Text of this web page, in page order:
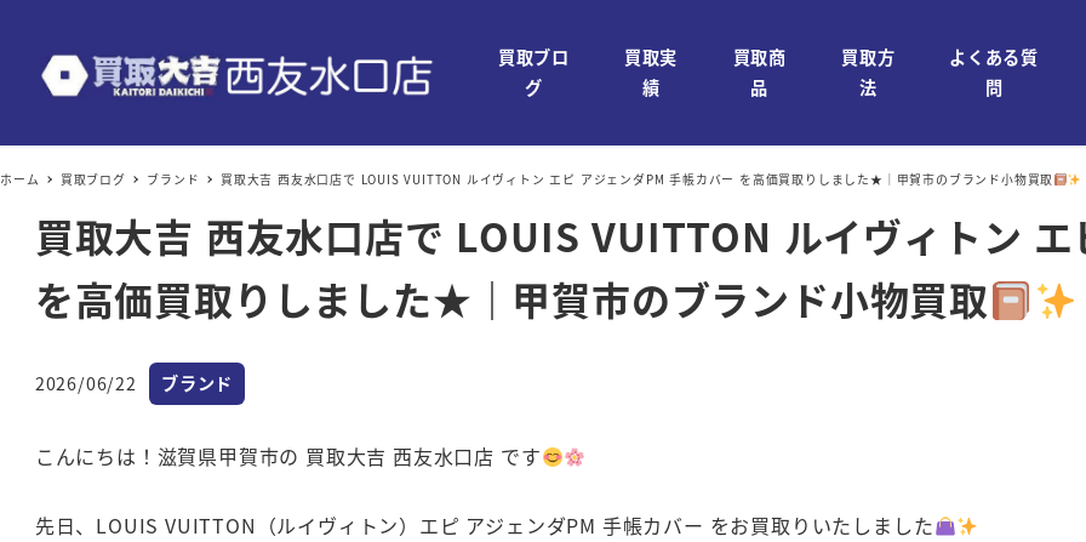
買取ブロ
グ
買取実
績
買取商
品
買取方
法
よくある質
問
ホーム 買取ブログ ブランド 買取大吉 西友水口店で LOUIS VUITTON ルイヴィトン エピ アジェンダPM 手帳カバー を高価買取りしました★｜甲賀市のブランド小物買取
買取大吉 西友水口店で LOUIS VUITTON ルイヴィトン
を高価買取りしました★｜甲賀市のブランド小物買取
投稿日
2026/06/22 カテゴリー
ブランド
こんにちは！滋賀県甲賀市の 買取大吉 西友水口店 です
先日、LOUIS VUITTON（ルイヴィトン）エピ アジェンダPM 手帳カバー をお買取りいたしました